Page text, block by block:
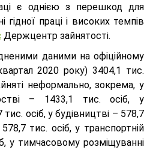
є однією з перешкод для
гідної праці і високих темпів
Держцентр зайнятості.
даними на офіційному
2020 року) 3404,1 тис.
неформально, зокрема, у
– 1433,1 тис. осіб, у
осіб, у будівництві – 578,7
тис. осіб, у транспортній
у тимчасовому розміщуванні